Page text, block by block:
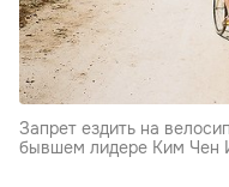
Запрет ездить на
бывшем лидере Ким Чен